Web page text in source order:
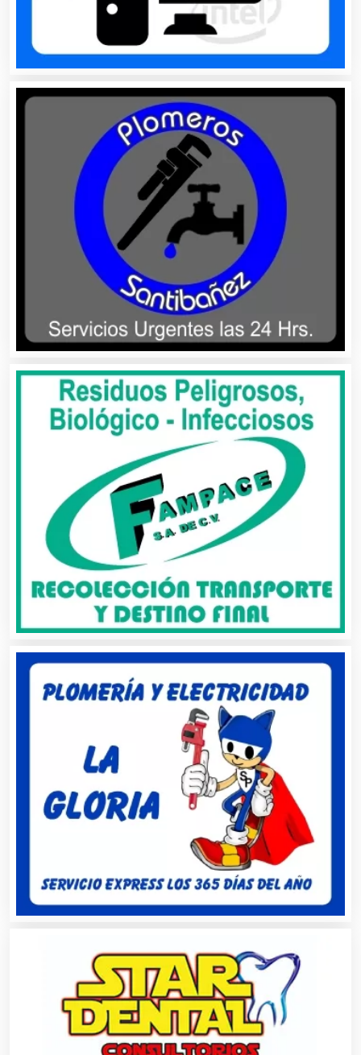
Automatización
Automóviles Nuevos y Usados
Autopartes Eléctricas
Avaluos
Balnearios
Banquetes
Bares y Cantinas
Bebidas
Belleza
Bordados y Estampados
Boutiques
Cafeterías
Cámaras de Comercio
Cancelería de Aluminio
Capacitación